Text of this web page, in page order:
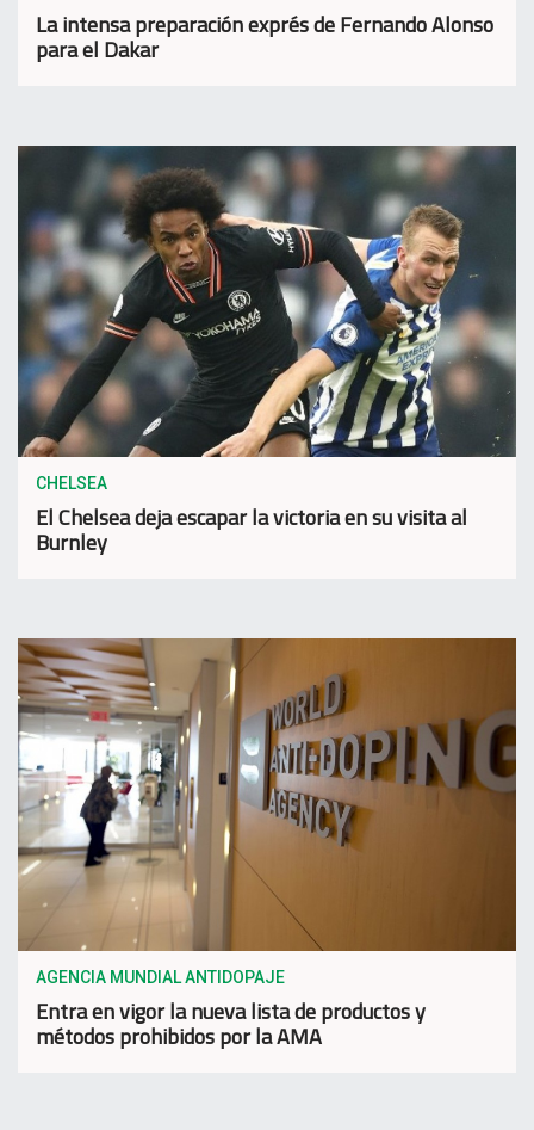
La intensa preparación exprés de Fernando Alonso
para el Dakar
CHELSEA
El Chelsea deja escapar la victoria en su visita al
Burnley
AGENCIA MUNDIAL ANTIDOPAJE
Entra en vigor la nueva lista de productos y
métodos prohibidos por la AMA